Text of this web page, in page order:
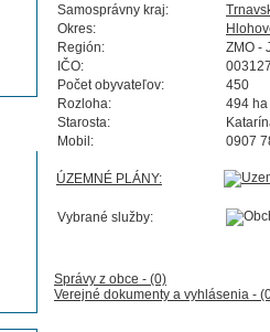
Samosprávny kraj:
Okres:
Región:
ZMO -
IČO:
Počet obyvateľov:
450
Rozloha:
494 ha
Starosta:
Mobil:
0907
ÚZEMNÉ PLÁNY:
Vybrané služby:
Správy z obce - (0)
Verejné dokumenty a vyhlásenia -